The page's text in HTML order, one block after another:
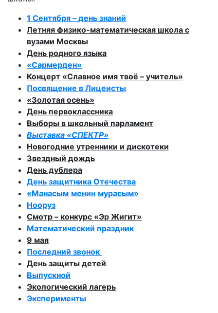
1 Сентября – день знаний
Летняя физико-математическая школа с
вузами Москвы
День родного языка
«Сармерден»
Концерт «Славное имя твоё – учитель»
Посвящение в Лицеисты
«Золотая осень»
День первоклассника
Выборы в школьный парламент
Выставка «СПЕКТР»
Новогодние утренники и дискотеки
Звездный дождь
День дублера
День защитника Отечества
«Манасым менин мурасым»
Нооруз
Смотр – конкурс «Эр Жигит»
Математический праздник
9 мая
Последний звонок
День защиты детей
Выпускной
Экологический лагерь
Эксперименты